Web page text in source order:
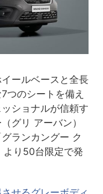
ールベースと全長
つのシートを備え
ショナルが信頼す
グリ アーバン）
ランカングー ク
り50台限定で発